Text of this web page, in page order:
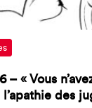
– « Vous
des